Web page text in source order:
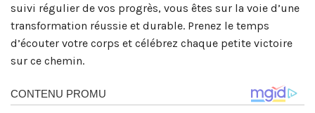
suivi régulier de vos progrès, vous êtes sur la voie d’une
transformation réussie et durable. Prenez le temps
d’écouter votre corps et célébrez chaque petite victoire
sur ce chemin.